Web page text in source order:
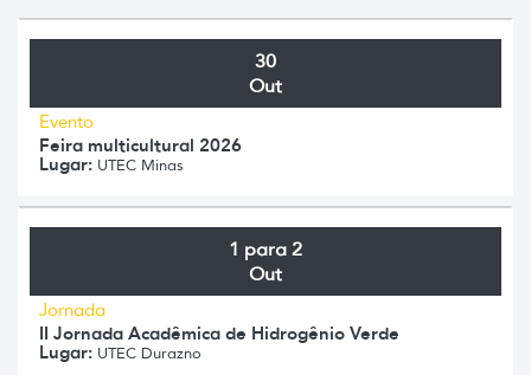
30
Out
Evento
Feira multicultural 2026
Lugar: UTEC Minas
1 para 2
Out
Jornada
II Jornada Acadêmica de Hidrogênio Verde
Lugar: UTEC Durazno